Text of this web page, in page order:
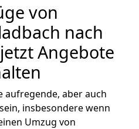
von
nach
Angebote
aufregende, aber auch
sein, insbesondere wenn
Umzug von